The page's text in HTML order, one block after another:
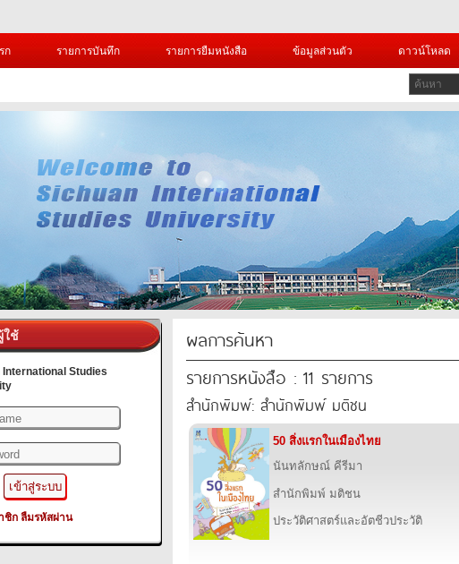
ก
รายการบันทึก รายการยืมหนังสือ ข้อมูลส่วนตัว ดาวน์โหลด
ใช้
International Studies
ชิก ลืมรหัสผ่าน
ผลการค้นหา
รายการหนังสือ : 11 รายการ
สำนักพิมพ์: สำนักพิมพ์ มติชน
50 สิ่งแรกในเมืองไทย
นันทลักษณ์ คีรีมา
สำนักพิมพ์ มติชน
ประวัติศาสตร์และอัตชีวประวัติ